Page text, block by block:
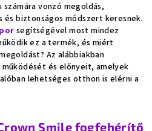
vonzó megoldás,
és biztonságos módszert keresnek.
segítségével most mindez
ez a termék, és miért
Az alábbiakban
és előnyeit, amelyek
lehetséges otthon is elérni a
Smile fogfehérítő